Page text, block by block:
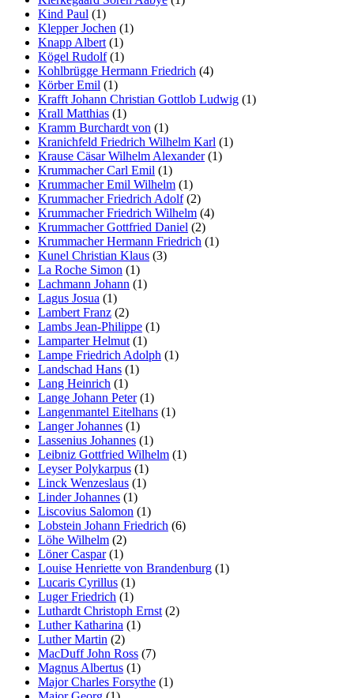
Kind Paul (1)
Klepper Jochen (1)
Knapp Albert (1)
Kögel Rudolf(1)
Kohlbrügge Hermann Friedrich (4)
Körber Emil (1)
Krafft Johann Christian Gottlob Ludwig (1)
Krall Matthias (1)
Kramm Burchardt von (1)
Kranichfeld Friedrich Wilhelm Karl (1)
Krause Cäsar Wilhelm Alexander(1)
Krummacher Carl Emil (1)
Krummacher Emil Wilhelm (1)
Krummacher Friedrich Adolf(2)
Krummacher Friedrich Wilhelm (4)
Krummacher Gottfried Daniel (2)
Krummacher Hermann Friedrich (1)
Kunel Christian Klaus (3)
La Roche Simon (1)
Lachmann Johann (1)
Lagus Josua (1)
Lambert Franz (2)
Lambs Jean-Philippe (1)
Lamparter Helmut (1)
Lampe Friedrich Adolph (1)
Landschad Hans (1)
Lang Heinrich (1)
Lange Johann Peter(1)
Langenmantel Eitelhans (1)
Langer Johannes (1)
Lassenius Johannes (1)
Leibniz Gottfried Wilhelm (1)
Leyser Polykarpus (1)
Linck Wenzeslaus (1)
Linder Johannes (1)
Liscovius Salomon (1)
Lobstein Johann Friedrich (6)
Löhe Wilhelm (2)
Löner Caspar(1)
Louise Henriette von Brandenburg (1)
Lucaris Cyrillus (1)
Luger Friedrich (1)
Luthardt Christoph Ernst (2)
Luther Katharina (1)
Luther Martin (2)
MacDuff John Ross (7)
Magnus Albertus (1)
Major Charles Forsythe (1)